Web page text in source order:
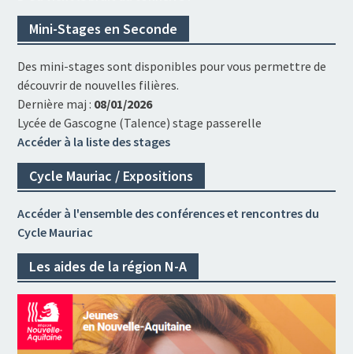
Mini-Stages en Seconde
Des mini-stages sont disponibles pour vous permettre de
découvrir de nouvelles filières.
Dernière maj : 08/01/2026
Lycée de Gascogne (Talence) stage passerelle
Accéder à la liste des stages
Cycle Mauriac / Expositions
Accéder à l'ensemble des conférences et rencontres du
Cycle Mauriac
Les aides de la région N-A